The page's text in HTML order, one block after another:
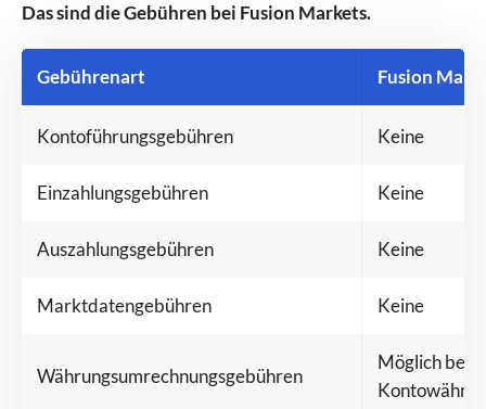
Das sind die Gebühren bei Fusion Markets.
Gebührenart Fusion
Kontoführungsgebühren Keine
Einzahlungsgebühren Keine
Auszahlungsgebühren Keine
Marktdatengebühren Keine
Währungsumrechnungsgebühren
Möglich bei